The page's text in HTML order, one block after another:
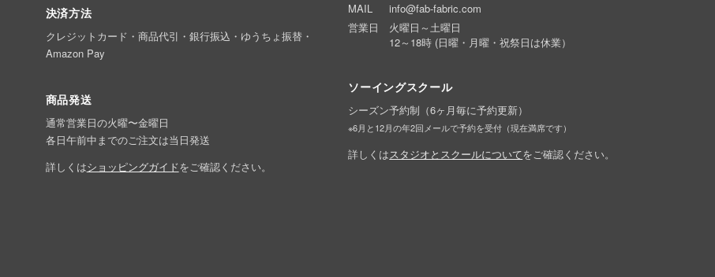
決済方法
クレジットカード・商品代引・銀行振込・ゆうちょ振替・
Amazon Pay
商品発送
通常営業日の火曜〜金曜日
各日午前中までのご注文は当日発送
詳しくはショッピングガイドをご確認ください。
MAIL
info@fab-fabric.com
営業日
火曜日～土曜日
12～18時 (日曜・月曜・祝祭日は休業）
ソーイングスクール
シーズン予約制（6ヶ月毎に予約更新）
※6月と12月の年2回メールで予約を受付（現在満席です）
詳しくはスタジオとスクールについてをご確認ください。